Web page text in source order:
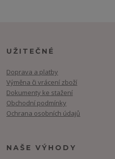
UŽITEČNÉ
Doprava a platby
Výměna či vrácení zboží
Dokumenty ke stažení
Obchodní podmínky
Ochrana osobních údajů
NAŠE VÝHODY